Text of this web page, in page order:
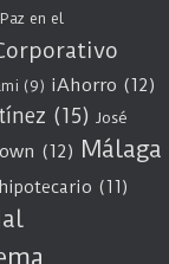
en el
(9) iAhorro (12)
(15) José
(12) Málaga
(11)